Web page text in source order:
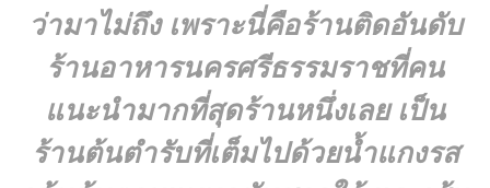
ว่ามาไม่ถึง เพราะนี่คือร้านติดอันดับ
ร้านอาหารนครศรีธรรมราชที่คน
แนะนำมากที่สุดร้านหนึ่งเลย เป็น
ร้านต้นตำรับที่เต็มไปด้วยน้ำแกงรส